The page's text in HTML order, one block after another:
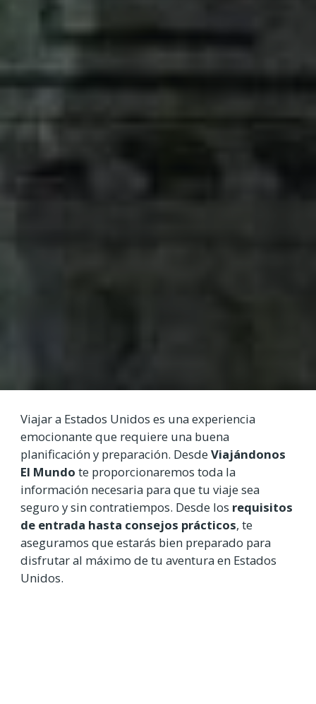
Viajar a Estados Unidos es una experiencia
emocionante que requiere una buena
planificación y preparación. Desde Viajándonos
El Mundo te proporcionaremos toda la
información necesaria para que tu viaje sea
seguro y sin contratiempos. Desde los requisitos
de entrada hasta consejos prácticos, te
aseguramos que estarás bien preparado para
disfrutar al máximo de tu aventura en Estados
Unidos.